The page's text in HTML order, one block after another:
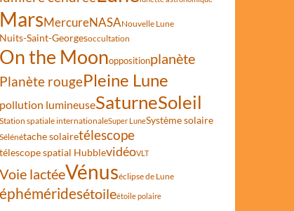
des vallées martiennes
MarsMercureNASANouvelle Lune
Nuits-Saint-Georgesoccultation
On the Moonoppositionplanète
Planète rougePleine Lune
pollution lumineuseSaturneSoleil
Station spatiale internationaleSuper LuneSystème solaire
Sélénétache solairetélescope
télescope spatial HubblevidéoVLT
Voie lactéeVénuséclipse de Lune
éphéméridesétoileétoile polaire